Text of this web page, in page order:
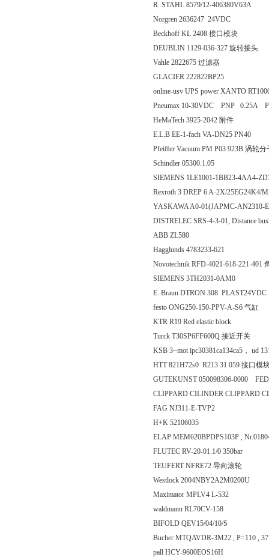
R. STAHL 8579/12-406380V63A
Norgren 2636247 24VDC
Beckhoff KL 2408 接口模块
DEUBLIN 1129-036-327 旋转接头
Vahle 2822675 过滤器
GLACIER 222822BP25
online-usv UPS power XANTO
Pneumax 10-30VDC PNP 0.25A
HeMaTech 3925-2042 附件
E.L.B EE-1-fach VA-DN25 PN40
Pfeiffer Vacuum PM P03 923B 涡轮分
Schindler 05300.1.05
SIEMENS 1LE1001-1BB23-4AA4-
Rexroth 3 DREP 6 A-2X/25EG24K4/
YASKAWA A0-01(JAPMC-AN2310-
DISTRELEC SRS-4-3-01, Distance
ABB ZL580
Hagglunds 4783233-621
Novotechnik RFD-4021-618-221-401
SIEMENS 3TH2031-0AM0
E. Braun DTRON 308 PLAST24VDC
festo ONG250-150-PPV-A-S6 气缸
KTR R19 Red elastic block
Turck T30SP6FF600Q 接近开关
KSB 3~mot ipc30381ca134ca5， ud
HTT 821H72s0 R213 31 059 接口模
GUTEKUNST 050098306-0000
CLIPPARD CILINDER CLIPPARD
FAG NJ311-E-TVP2
H+K 52106035
ELAP MEM620BPDPS103P ,
FLUTEC RV-20-01.1/0 350bar
TEUFERT NFRE72 导向滚轮
Westlock 2004NBY2A2M0200U
Maximator MPLV4 L-532
waldmann RL70CV-158
BIFOLD QEV15/04/10/S
Bucher MTQAVDR-3M22 , P=110 ,
pall HCY-9600EOS16H